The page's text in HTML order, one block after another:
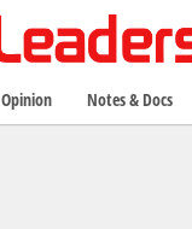
Opinion Notes & Docs